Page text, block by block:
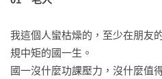
化小鎮既寫實又魔幻，寫1980年
了推理與幻想、暴力與愛情，在
的現實中，重構出一部奇特的武
我這個人蠻枯燥的，至少在朋友
規中矩的國一生。
國一沒什麼功課壓力，沒什麼值